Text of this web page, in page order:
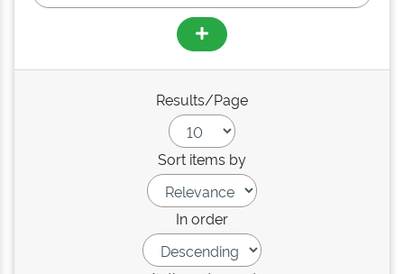
Results/Page
Sort items by
In order